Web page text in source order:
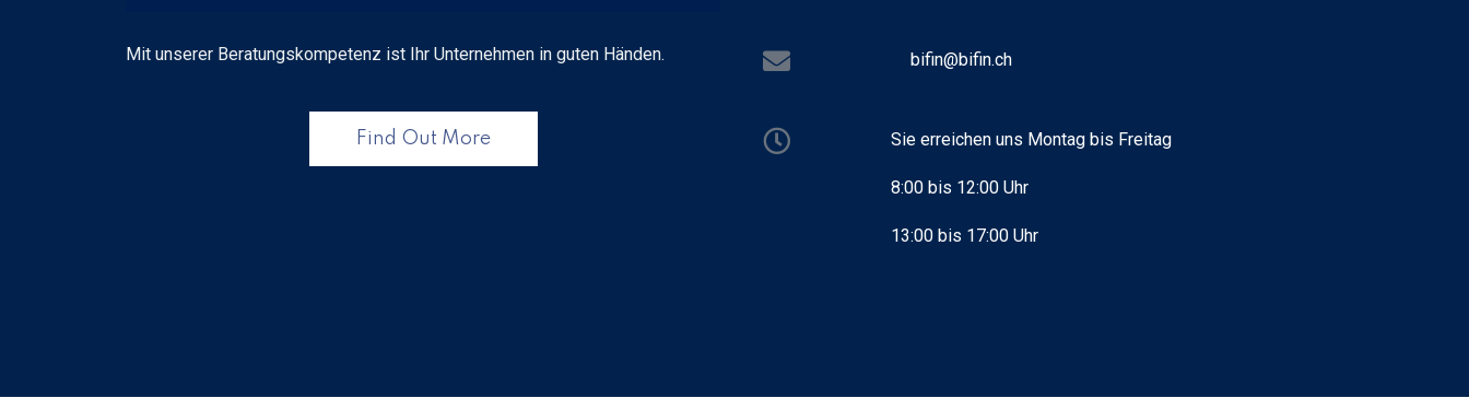
Mit unserer Beratungskompetenz ist Ihr Unternehmen in guten Händen.
Find Out More
bifin@bifin.ch
Sie erreichen uns Montag bis Freitag
8:00 bis 12:00 Uhr
13:00 bis 17:00 Uhr